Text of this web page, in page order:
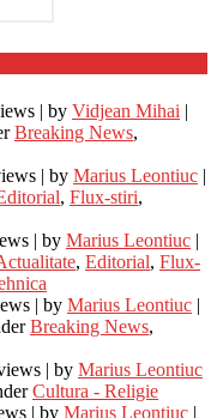
| by Vidjean Mihai |
Breaking News,
| by Marius Leontiuc |
, Flux-stiri,
| by Marius Leontiuc |
, Editorial, Flux-
| by Marius Leontiuc |
Breaking News,
| by Marius Leontiuc
Cultura - Religie
| by Marius Leontiuc |